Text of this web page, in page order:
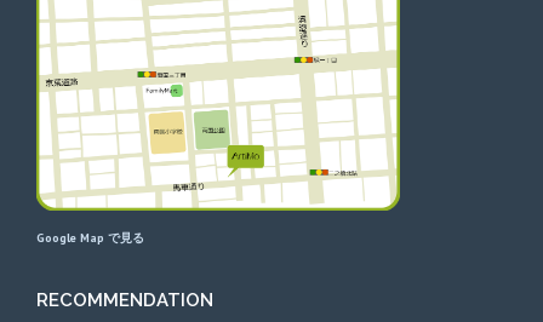
Google Map で見る
RECOMMENDATION